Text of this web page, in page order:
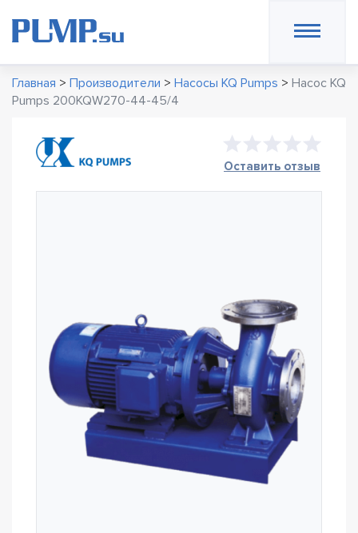
Главная > Производители > Насосы KQ Pumps > Насос KQ
Pumps 200KQW270-44-45/4
Оставить отзыв